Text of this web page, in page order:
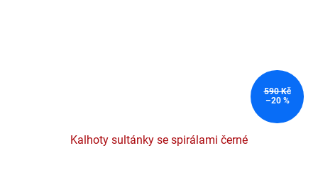
590 Kč
–20 %
Kalhoty sultánky se spirálami černé